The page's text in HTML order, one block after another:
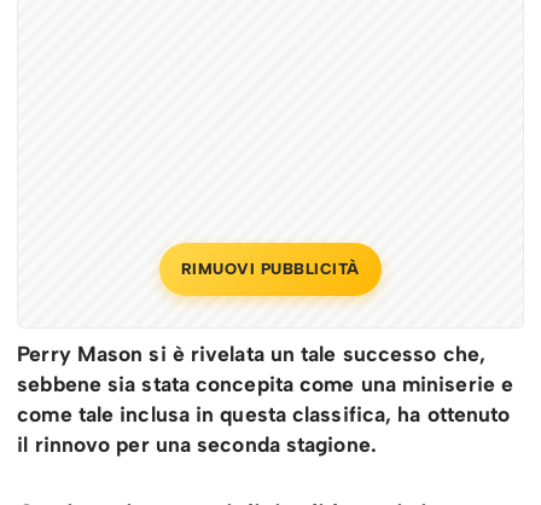
RIMUOVI PUBBLICITÀ
Perry Mason si è rivelata un tale successo che,
sebbene sia stata concepita come una miniserie e
come tale inclusa in questa classifica, ha ottenuto
il rinnovo per una seconda stagione.